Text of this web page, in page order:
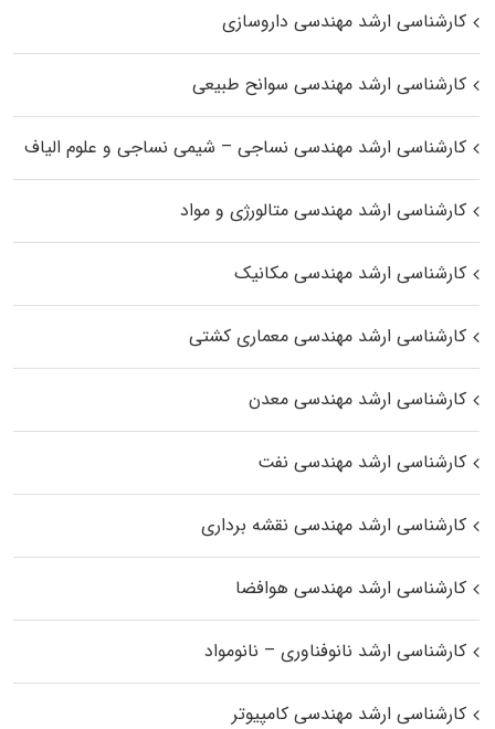
کارشناسی ارشد مهندسی داروسازی
کارشناسی ارشد مهندسی سوانح طبیعی
کارشناسی ارشد مهندسی نساجی – شیمی نساجی و علوم الیاف
کارشناسی ارشد مهندسی متالورژی و مواد
کارشناسی ارشد مهندسی مکانیک
کارشناسی ارشد مهندسی معماری کشتی
کارشناسی ارشد مهندسی معدن
کارشناسی ارشد مهندسی نفت
کارشناسی ارشد مهندسی نقشه برداری
کارشناسی ارشد مهندسی هوافضا
کارشناسی ارشد نانوفناوری – نانومواد
کارشناسی ارشد مهندسی کامپیوتر